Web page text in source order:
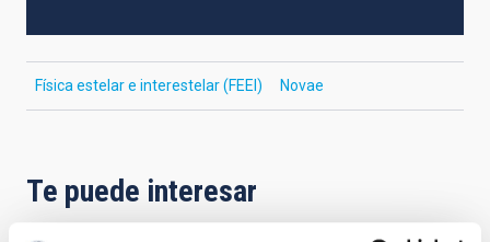
Física estelar e interestelar (FEEI) Novae
Te puede interesar